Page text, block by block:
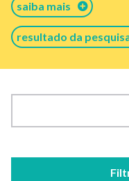
saiba mais
resultado da